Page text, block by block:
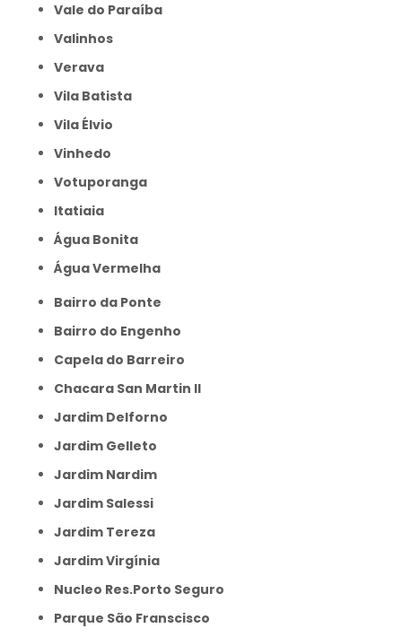
Vale do Paraíba
Valinhos
Verava
Vila Batista
Vila Élvio
Vinhedo
Votuporanga
itatiaia
Água Bonita
Água Vermelha
Bairro da Ponte
Bairro do Engenho
Capela do Barreiro
Chacara San Martin II
Jardim Delforno
Jardim Gelleto
Jardim Nardim
Jardim Salessi
Jardim Tereza
Jardim Virgínia
Nucleo Res.Porto Seguro
Parque São Franscisco